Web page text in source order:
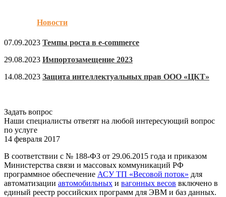
Новости
07.09.2023 Темпы роста в e-commerce
29.08.2023 Импортозамещение 2023
14.08.2023 Защита интеллектуальных прав ООО «ЦКТ»
Задать вопрос
Наши специалисты ответят на любой интересующий вопрос
по услуге
14 февраля 2017
В соответствии с № 188-ФЗ от 29.06.2015 года и приказом
Министерства связи и массовых коммуникаций РФ
программное обеспечение АСУ ТП «Весовой поток» для
автоматизации автомобильных и вагонных весов включено в
единый реестр российских программ для ЭВМ и баз данных.